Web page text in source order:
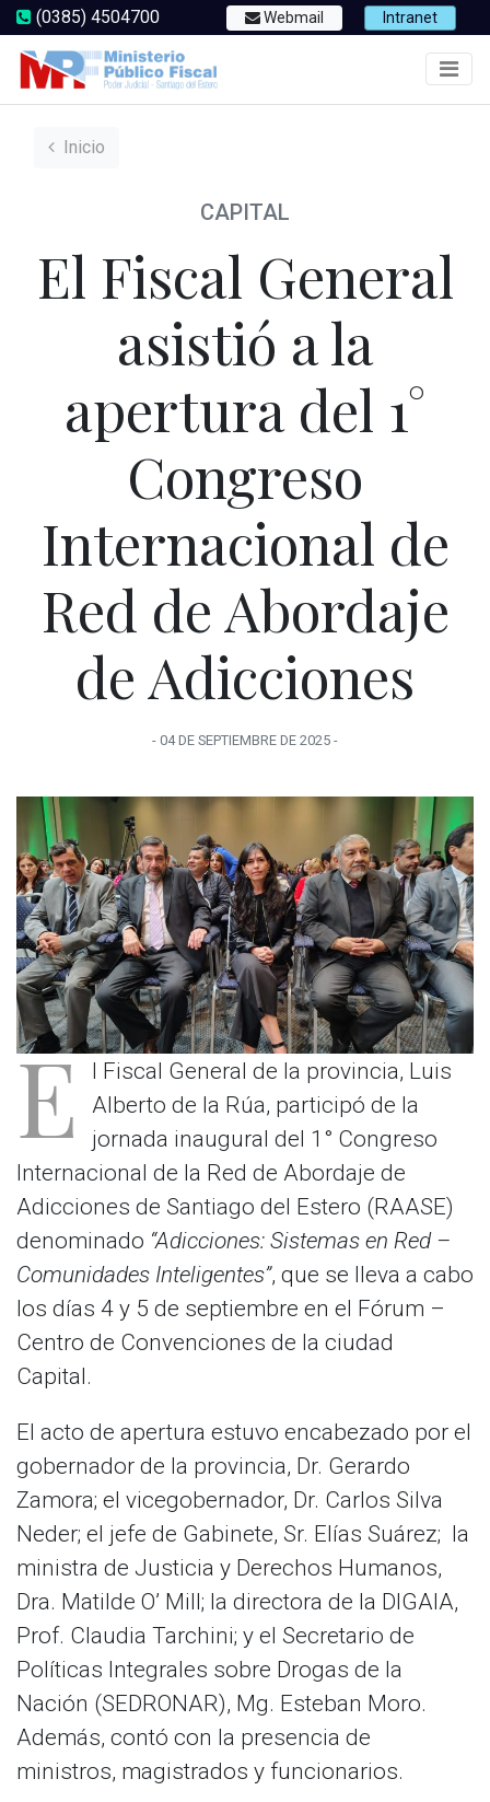
(0385) 4504700 Webmail Intranet
Inicio
CAPITAL
El Fiscal General
asistió a la
apertura del 1°
Congreso
Internacional de
Red de Abordaje
de Adicciones
- 04 DE SEPTIEMBRE DE 2025 -
E l Fiscal General de la provincia, Luis
Alberto de la Rúa, participó de la
jornada inaugural del 1° Congreso
Internacional de la Red de Abordaje de
Adicciones de Santiago del Estero (RAASE)
denominado “Adicciones: Sistemas en Red –
Comunidades Inteligentes”, que se lleva a cabo
los días 4 y 5 de septiembre en el Fórum –
Centro de Convenciones de la ciudad
Capital.
El acto de apertura estuvo encabezado por el
gobernador de la provincia, Dr. Gerardo
Zamora; el vicegobernador, Dr. Carlos Silva
Neder; el jefe de Gabinete, Sr. Elías Suárez; la
ministra de Justicia y Derechos Humanos,
Dra. Matilde O’ Mill; la directora de la DIGAIA,
Prof. Claudia Tarchini; y el Secretario de
Políticas Integrales sobre Drogas de la
Nación (SEDRONAR), Mg. Esteban Moro.
Además, contó con la presencia de
ministros, magistrados y funcionarios.